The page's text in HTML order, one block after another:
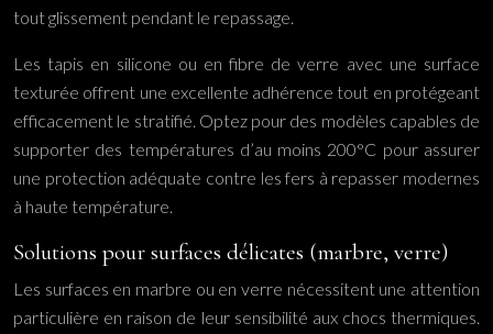
tout glissement pendant le repassage.
Les tapis en silicone ou en fibre de verre avec une surface
texturée offrent une excellente adhérence tout en protégeant
efficacement le stratifié. Optez pour des modèles capables de
supporter des températures d’au moins 200°C pour assurer
une protection adéquate contre les fers à repasser modernes
à haute température.
Solutions pour surfaces délicates (marbre, verre)
Les surfaces en marbre ou en verre nécessitent une attention
particulière en raison de leur sensibilité aux chocs thermiques.